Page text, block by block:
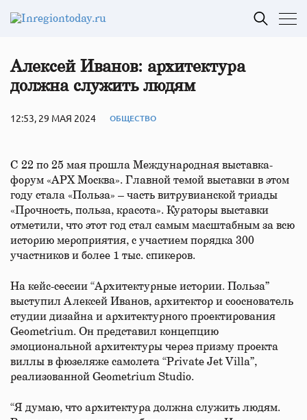
Алексей Иванов: архитектура
должна служить людям
12:53, 29 МАЯ 2024 ОБЩЕСТВО
С 22 по 25 мая прошла Международная выставка-
форум «АРХ Москва». Главной темой выставки в этом
году стала «Польза» – часть витрувианской триады
«Прочность, польза, красота». Кураторы выставки
отметили, что этот год стал самым масштабным за всю
историю мероприятия, с участием порядка 300
участников и более 1 тыс. спикеров.
На кейс-сессии “Архитектурные истории. Польза”
выступил Алексей Иванов, архитектор и сооснователь
студии дизайна и архитектурного проектирования
Geometrium. Он представил концепцию
эмоциональной архитектуры через призму проекта
виллы в фюзеляже самолета “Private Jet Villa”,
реализованной Geometrium Studio.
“Я думаю, что архитектура должна служить людям.